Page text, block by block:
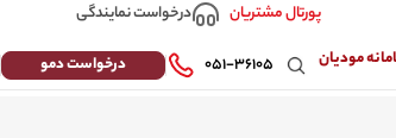
پورتال مشتریان
درخواست نمایندگی
۰۵۱-۳۶۱۰۵ درخواست دمو